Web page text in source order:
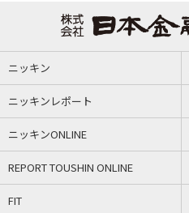
ニッキン
ニッキンレポート
ニッキンONLINE
REPORT TOUSHIN ONLINE
FIT